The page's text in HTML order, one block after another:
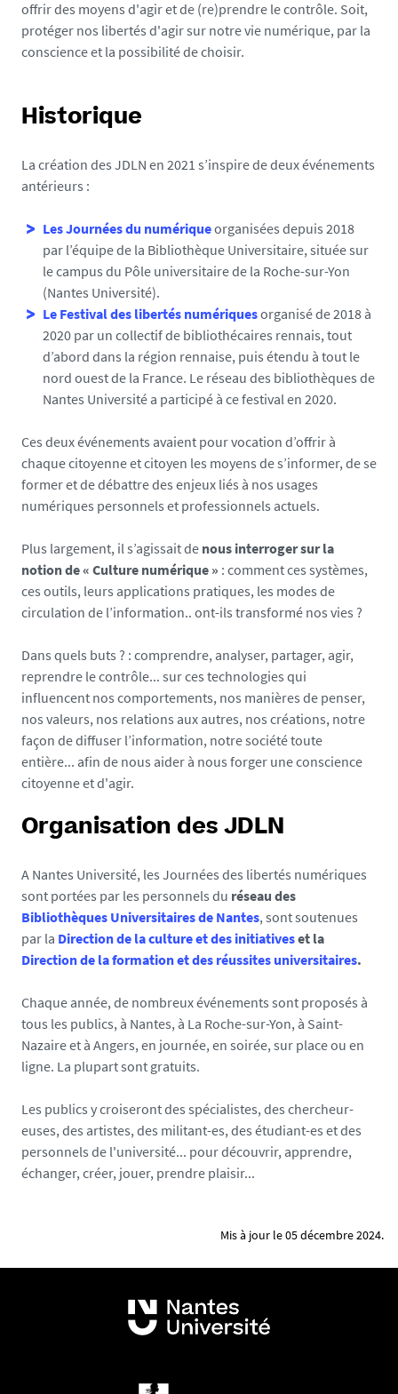
offrir des moyens d'agir et de (re)prendre le contrôle. Soit,
protéger nos libertés d'agir sur notre vie numérique, par la
conscience et la possibilité de choisir.
Historique
La création des JDLN en 2021 s’inspire de deux événements
antérieurs :
Les Journées du numériqueorganisées depuis 2018
par l’équipe de la Bibliothèque Universitaire, située sur
le campus du Pôle universitaire de la Roche-sur-Yon
(Nantes Université).
Le Festival des libertés numériquesorganisé de 2018 à
2020 par un collectif de bibliothécaires rennais, tout
d’abord dans la région rennaise, puis étendu à tout le
nord ouest de la France. Le réseau des bibliothèques de
Nantes Université a participé à ce festival en 2020.
Ces deux événements avaient pour vocation d’offrir à
chaque citoyenne et citoyen les moyens de s’informer, de se
former et de débattre des enjeux liés à nos usages
numériques personnels et professionnels actuels.
Plus largement, il s’agissait de nous interroger sur la
notion de « Culture numérique » : comment ces systèmes,
ces outils, leurs applications pratiques, les modes de
circulation de l’information.. ont-ils transformé nos vies ?
Dans quels buts ? : comprendre, analyser, partager, agir,
reprendre le contrôle... sur ces technologies qui
influencent nos comportements, nos manières de penser,
nos valeurs, nos relations aux autres, nos créations, notre
façon de diffuser l’information, notre société toute
entière... afin de nous aider à nous forger une conscience
citoyenne et d'agir.
Organisation des JDLN
A Nantes Université, les Journées des libertés numériques
sont portées par les personnels du réseau des
Bibliothèques Universitaires de Nantes, sont soutenues
par la Direction de la culture et des initiativeset la
Direction de la formation et des réussites universitaires.
Chaque année, de nombreux événements sont proposés à
tous les publics, à Nantes, à La Roche-sur-Yon, à Saint-
Nazaire et à Angers, en journée, en soirée, sur place ou en
ligne. La plupart sont gratuits.
Les publics y croiseront des spécialistes, des chercheur-
euses, des artistes, des militant-es, des étudiant-es et des
personnels de l'université... pour découvrir, apprendre,
échanger, créer, jouer, prendre plaisir...
Mis à jour le 05 décembre 2024.